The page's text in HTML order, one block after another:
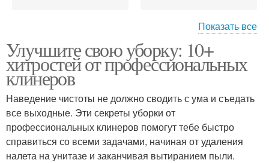
Лайфхаки по уборке Генеральная уборка
Уборка по пунктам Лайфхаки для уборки
Показать все
Улучшите свою уборку: 10+
хитростей от профессиональных
клинеров
Наведение чистоты не должно сводить с ума и съедать
все выходные. Эти секреты уборки от
профессиональных клинеров помогут тебе быстро
справиться со всеми задачами, начиная от удаления
налета на унитазе и заканчивая вытиранием пыли.